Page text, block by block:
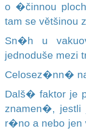
o �činnou
tam se
Sn�h u
jednoduše mezi
Celosez�nn�
Dalš� faktor je
znamen�,
r�no a nebo jen